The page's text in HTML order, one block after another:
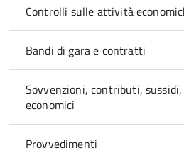
Controlli sulle attività
Bandi di gara e contratti
Sovvenzioni, contributi,
economici
Provvedimenti